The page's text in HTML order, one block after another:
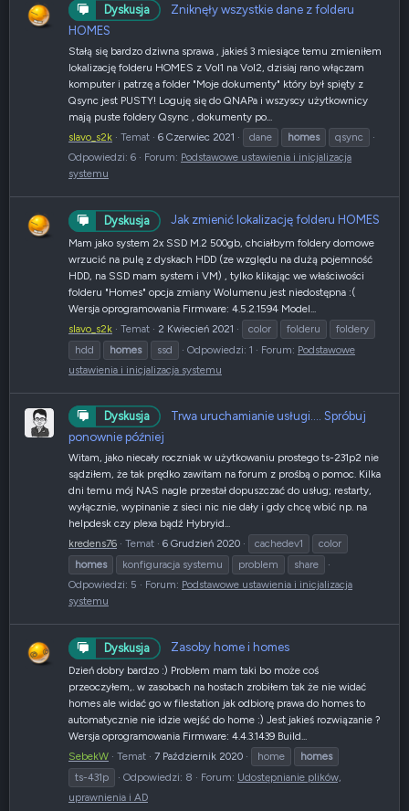
Dyskusja
Zniknęły wszystkie dane z folderu
HOMES
Stałą się bardzo dziwna sprawa , jakieś 3 miesiące temu zmieniłem
lokalizację folderu HOMES z Vol1 na Vol2, dzisiaj rano włączam
komputer i patrzę a folder "Moje dokumenty" który był spięty z
Qsync jest PUSTY! Loguję się do QNAPa i wszyscy użytkownicy
mają puste foldery Qsync , dokumenty po...
slavo_s2k
Temat 6 Czerwiec 2021 dane homes
qsync
Odpowiedzi: 6
Forum: Podstawowe ustawienia i inicjalizacja
systemu
Dyskusja Jak zmienić lokalizację folderu HOMES
Mam jako system 2x SSD M.2 500gb, chciałbym foldery domowe
wrzucić na pulę z dyskach HDD (ze względu na dużą pojemność
HDD, na SSD mam system i VM) , tylko klikając we właściwości
folderu "Homes" opcja zmiany Wolumenu jest niedostępna :(
Wersja oprogramowania Firmware: 4.5.2.1594 Model...
slavo_s2k
Temat 2 Kwiecień 2021 color folderu
foldery
hdd
homes ssd Odpowiedzi: 1 Forum: Podstawowe
ustawienia i inicjalizacja systemu
Dyskusja
Trwa uruchamianie usługi.... Spróbuj
ponownie później
Witam, jako niecały roczniak w użytkowaniu prostego ts-231p2 nie
sądziłem, że tak prędko zawitam na forum z prośbą o pomoc. Kilka
dni temu mój NAS nagle przestał dopuszczać do usług; restarty,
wyłącznie, wypinanie z sieci nic nie dały i gdy chcę wbić np. na
helpdesk czy plexa bądź Hybryid...
kredens76
Temat 6 Grudzień 2020 cachedev1
color
homes
konfiguracja systemu problem
share
Odpowiedzi: 5
Forum: Podstawowe ustawienia i inicjalizacja
systemu
Dyskusja Zasoby home i homes
Dzień dobry bardzo :) Problem mam taki bo może coś
przeoczyłem,. w zasobach na hostach zrobiłem tak że nie widać
homes ale widać go w filestation jak odbiorę prawa do homes to
automatycznie nie idzie wejść do home :) Jest jakieś rozwiązanie ?
Wersja oprogramowania Firmware: 4.4.3.1439 Build...
SebekW
Temat 7 Październik 2020 home
homes
ts-431p
Odpowiedzi: 8 Forum: Udostępnianie plików,
uprawnienia i AD